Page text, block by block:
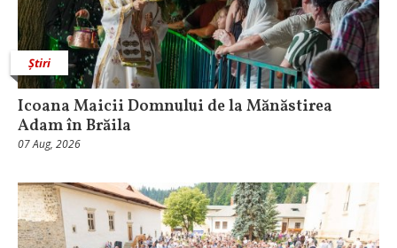
Știri
Icoana Maicii Domnului de la Mănăstirea
Adam în Brăila
07 Aug, 2026